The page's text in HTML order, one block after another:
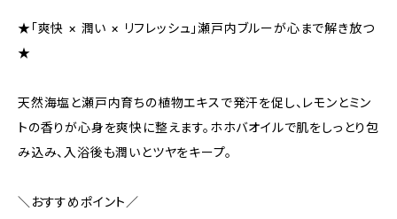
★「爽快 × 潤い × リフレッシュ」瀬戸内ブルーが心まで解き放つ
★
天然海塩と瀬戸内育ちの植物エキスで発汗を促し、レモンとミン
トの香りが心身を爽快に整えます。ホホバオイルで肌をしっとり包
み込み、入浴後も潤いとツヤをキープ。
＼おすすめポイント／